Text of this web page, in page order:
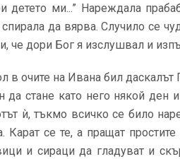
детето ми...” Нареждала
спирала да вярва. Случило се
че дори Бог я изслушвал и
в очите на Ивана бил
да стане като него някой ден
ѝ, тъкмо всичко се било
Карат се те, а пращат
и сираци да гладуват и